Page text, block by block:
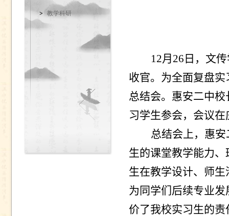
教学科研
12月 26 日，文
收官。为全面复盘
总结会。惠安二中
习学生参会，会议
总结会上，惠
生的课堂教学能力
生在教学设计、师
为同学们后续专业
价了我校实习生的